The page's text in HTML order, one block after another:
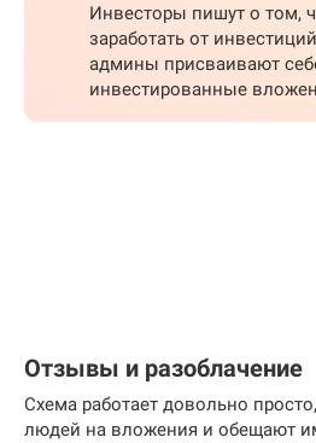
Инвесторы пишут о том,
заработать от
админы присваивают
инвестированные
Отзывы и разоблачение
Схема работает довольно
людей на вложения и обещают